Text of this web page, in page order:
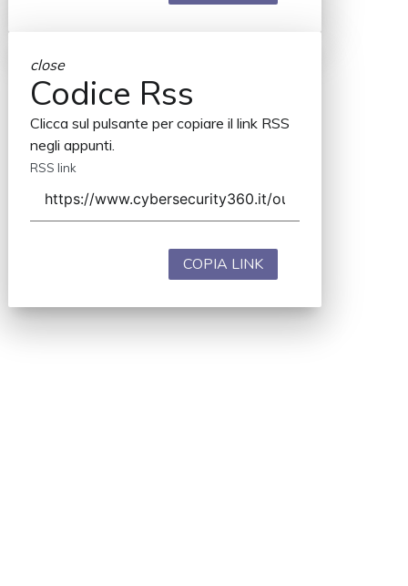
close
Codice Rss
Clicca sul pulsante per copiare il link RSS
negli appunti.
RSS link
COPIA LINK